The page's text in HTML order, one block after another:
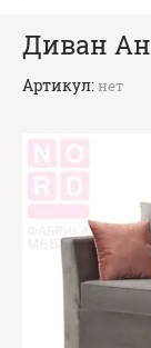
Диван
Артикул:нет